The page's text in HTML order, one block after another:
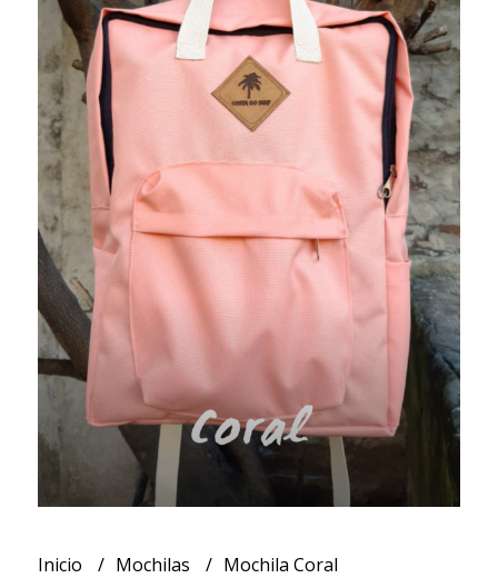
Inicio Mochilas Mochila Coral